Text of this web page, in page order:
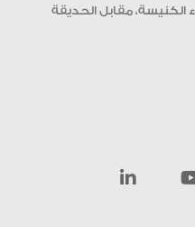
الكنيسة، مقابل الحديقة